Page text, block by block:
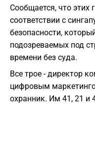
Сообщается, что
соответствии с
безопасности,
подозреваемых под
времени без суда.
Все трое - директор
цифровым
охранник. Им 41, 21 и